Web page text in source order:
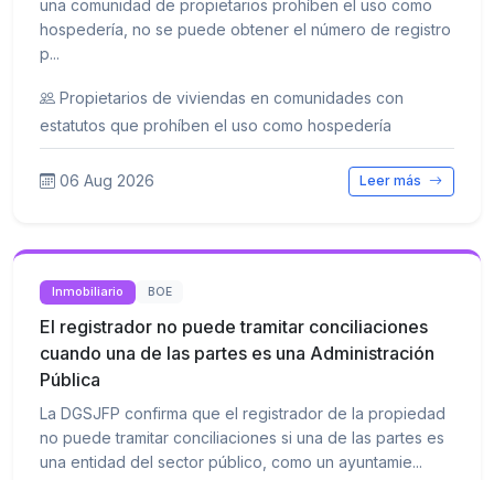
una comunidad de propietarios prohíben el uso como
hospedería, no se puede obtener el número de registro
p...
Propietarios de viviendas en comunidades con
estatutos que prohíben el uso como hospedería
06 Aug 2026 Leer más
Inmobiliario BOE
El registrador no puede tramitar conciliaciones
cuando una de las partes es una Administración
Pública
La DGSJFP confirma que el registrador de la propiedad
no puede tramitar conciliaciones si una de las partes es
una entidad del sector público, como un ayuntamie...